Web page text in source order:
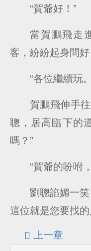
“賀爺好！”
當賀鵬飛走
客，紛紛起身問好
“各位繼續玩
賀鵬飛伸手
聰，居高臨下的
嗎？”
“賀爺的吩咐
劉聰諂媚一
這位就是您要找的
上一章